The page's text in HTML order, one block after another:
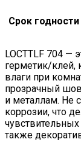
Срок годности
LOCTTLF 704 —
герметик/клей,
влаги при
прозрачный шов
и металлам. Не
коррозии, что
также